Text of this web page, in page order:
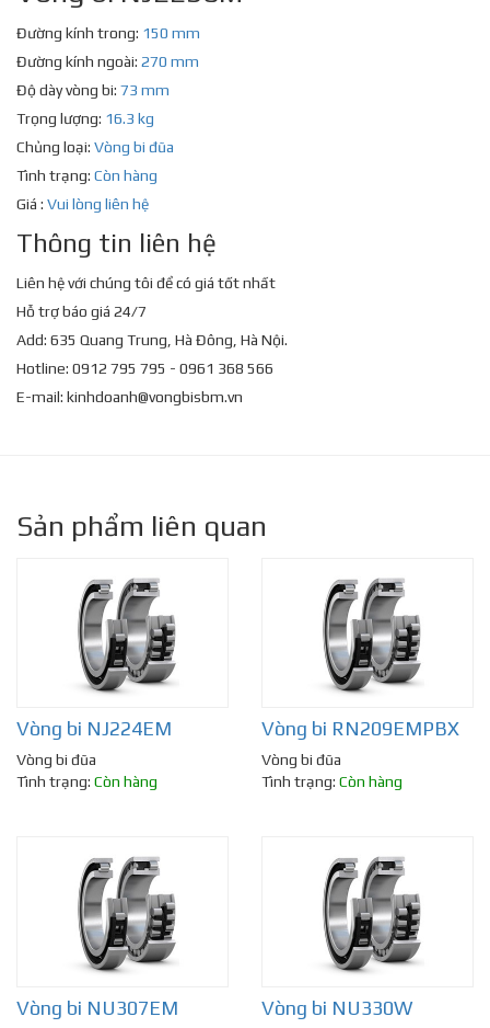
Đường kính trong: 150 mm
Đường kính ngoài: 270 mm
Độ dày vòng bi: 73 mm
Trọng lượng: 16.3 kg
Chủng loại: Vòng bi đũa
Tình trạng: Còn hàng
Giá : Vui lòng liên hệ
Thông tin liên hệ
Liên hệ với chúng tôi để có giá tốt nhất
Hỗ trợ báo giá 24/7
Add: 635 Quang Trung, Hà Đông, Hà Nội.
Hotline: 0912 795 795 - 0961 368 566
E-mail: kinhdoanh@vongbisbm.vn
Sản phẩm liên quan
Vòng bi NJ224EM
Vòng bi đũa
Tình trạng: Còn hàng
Vòng bi RN209EMPBX
Vòng bi đũa
Tình trạng: Còn hàng
Vòng bi NU307EM Vòng bi NU330W